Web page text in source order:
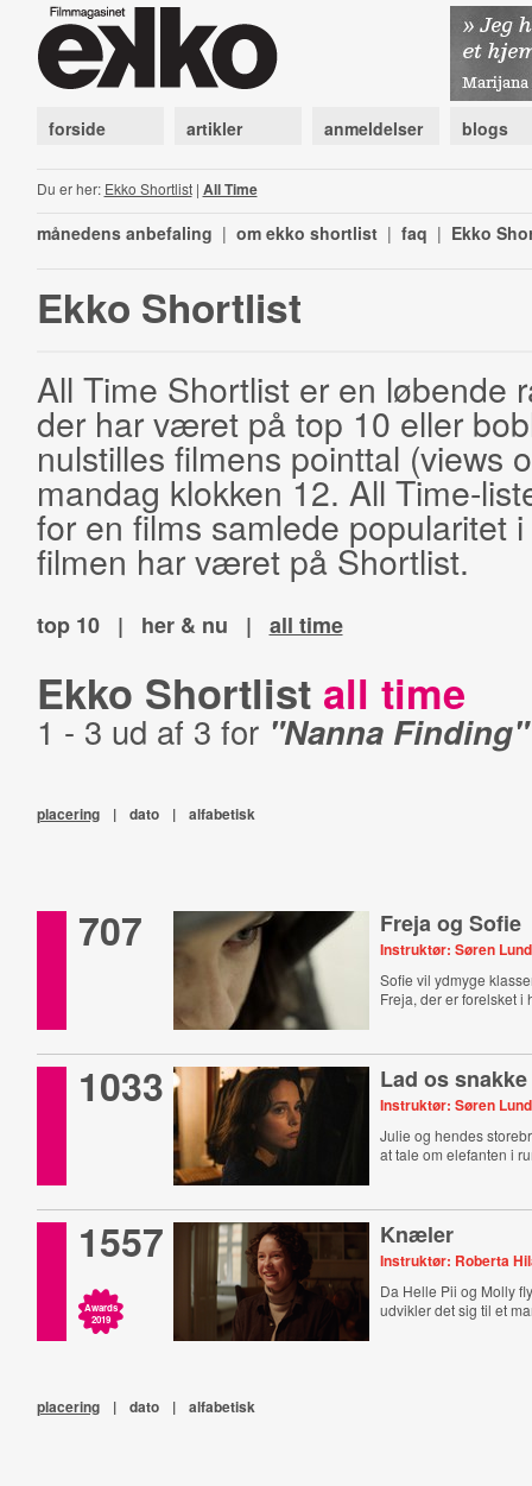
forside artikler anmeldelser blogs
Du er her: Ekko Shortlist| All Time
månedens anbefaling | om ekko shortlist | faq | Ekko
Ekko Shortlist
All Time Shortlist er en løbende
der har været på top 10 eller
nulstilles filmens pointtal (views
mandag klokken 12. All Time-
for en films samlede popularitet
filmen har været på Shortlist.
top 10 | her & nu | all time
Ekko Shortlist all time
1 - 3 ud af 3 for "Nanna Finding"
placering | dato | alfabetisk
707 Freja og Sofie
Instruktør: Søren
Sofie vil ydmyge
Freja, der er forelsket i
1033 Lad os
Instruktør: Søren
Julie og hendes
at tale om elefanten i
1557
Awards
2019
Knæler
Instruktør: Roberta
Da Helle Pii og Molly
udvikler det sig til et
placering | dato | alfabetisk